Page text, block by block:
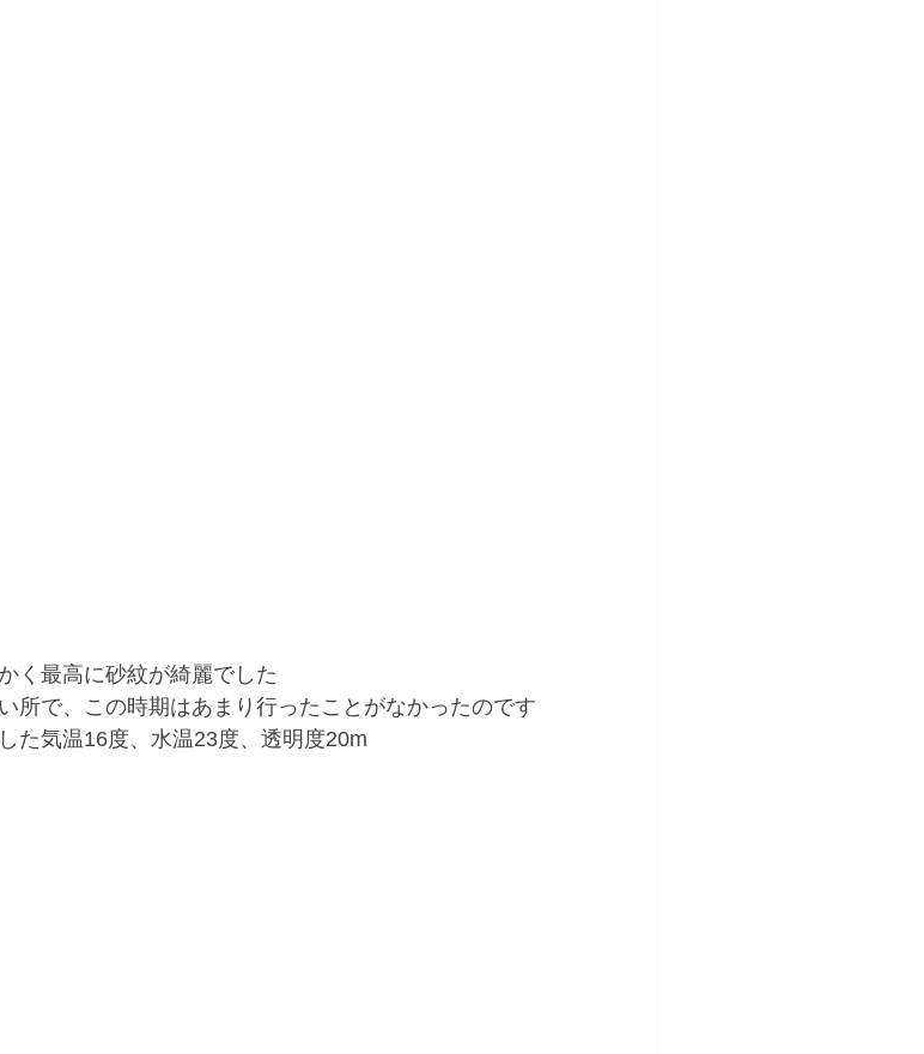
く最高に砂紋が綺麗でした
所で、この時期はあまり行ったことがなかったのです
た気温16度、水温23度、透明度20m